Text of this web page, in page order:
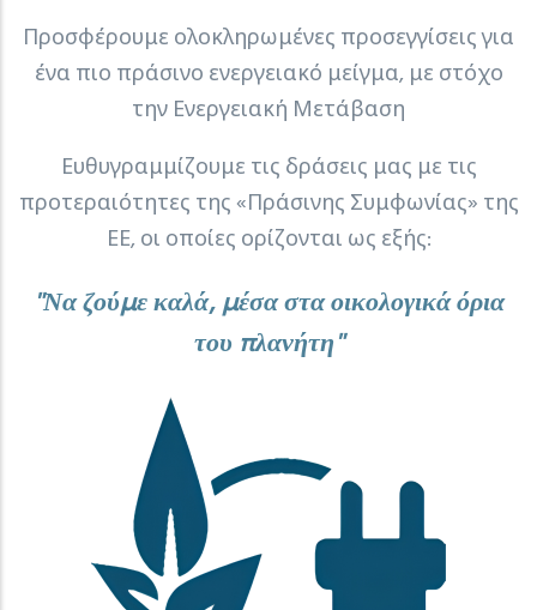
Προσφέρουμε ολοκληρωμένες προσεγγίσεις για
ένα πιο πράσινο ενεργειακό μείγμα, με στόχο
την Ενεργειακή Μετάβαση
Ευθυγραμμίζουμε τις δράσεις μας με τις
προτεραιότητες της «Πράσινης Συμφωνίας» της
ΕΕ, οι οποίες ορίζονται ως εξής:
"Να ζούμε καλά, μέσα στα οικολογικά όρια
του πλανήτη"